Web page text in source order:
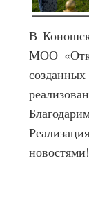
В
МОО
новостями!